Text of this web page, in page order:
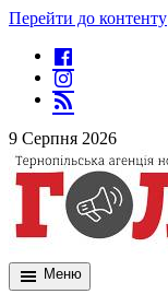
Перейти до контенту
9 Серпня 2026
Меню